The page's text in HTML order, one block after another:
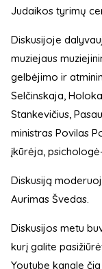
Judaikos tyrimų
Diskusijoje
muziejaus
gelbėjimo ir
Selčinskaja,
Stankevičius,
ministras Povilas
įkūrėja,
Diskusiją
Aurimas Švedas.
Diskusijos metu
kurį galite
Youtube kanale čia